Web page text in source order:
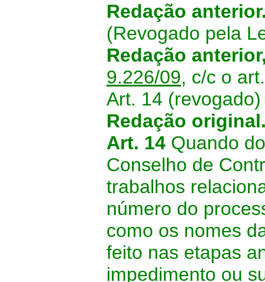
Redação
(Revogado pela
Redação
9.226/09, c/c o
Art. 14 (revogado)
Redação
Art. 14 Quando
Conselho de
trabalhos
número do
como os nomes
feito nas etapas
impedimento ou